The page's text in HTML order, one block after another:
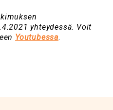
yhteydessä. Voit
Youtubessa.